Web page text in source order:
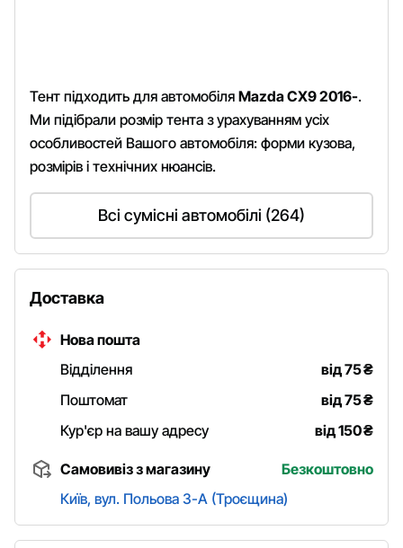
Тент підходить для автомобіля Mazda CX9 2016-.
Ми підібрали розмір тента з урахуванням усіх
особливостей Вашого автомобіля: форми кузова,
розмірів і технічних нюансів.
Всі сумісні автомобілі (264)
Доставка
Нова пошта
Відділення
від 75₴
Поштомат
від 75₴
Кур'єр на вашу адресу
від 150₴
Самовивіз з магазину
Безкоштовно
Київ, вул. Польова 3-А (Троєщина)